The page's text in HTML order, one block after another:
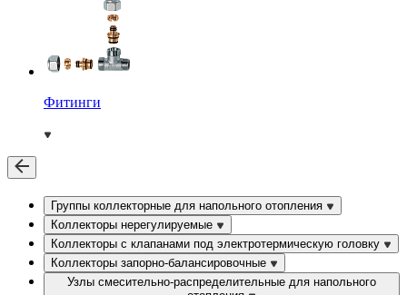
Фитинги
Группы коллекторные для напольного отопления
Коллекторы нерегулируемые
Коллекторы с клапанами под электротермическую головку
Коллекторы запорно-балансировочные
Узлы смесительно-распределительные для напольного